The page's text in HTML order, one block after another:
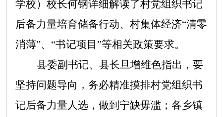
学校）校长何钢详细解读了村党组织书记
后备力量培育储备行动、村集体经济“清零
消薄”、“书记项目”等相关政策要求。
县委副书记、县长旦增维色指出，要
坚持问题导向，务必精准摸排村党组织书
记后备力量人选，做到宁缺毋滥；各乡镇